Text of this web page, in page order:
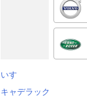
いすゞ
キャデラック